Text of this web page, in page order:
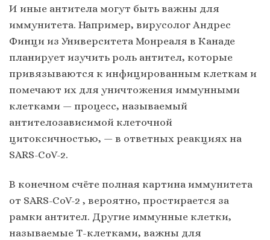
И иные антитела могут быть важны для
иммунитета. Например, вирусолог Андрес
Финци из Университета Монреаля в Канаде
планирует изучить роль антител, которые
привязываются к инфицированным клеткам и
помечают их для уничтожения иммунными
клетками — процесс, называемый
антителозависимой клеточной
цитоксичностью, — в ответных реакциях на
SARS-CoV-2.
В конечном счёте полная картина иммунитета
от SARS-CoV-2 , вероятно, простирается за
рамки антител. Другие иммунные клетки,
называемые Т-клетками, важны для